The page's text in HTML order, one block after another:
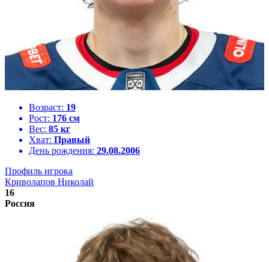
Возраст: 19
Рост: 176 см
Вес: 85 кг
Хват: Правый
День рождения: 29.08.2006
Профиль игрока
Криволапов Николай
16
Россия